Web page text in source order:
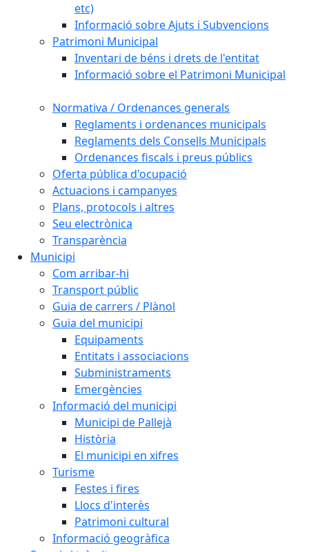
etc)
Informació sobre Ajuts i Subvencions
Patrimoni Municipal
Inventari de béns i drets de l'entitat
Informació sobre el Patrimoni Municipal
Normativa / Ordenances generals
Reglaments i ordenances municipals
Reglaments dels Consells Municipals
Ordenances fiscals i preus públics
Oferta pública d'ocupació
Actuacions i campanyes
Plans, protocols i altres
Seu electrònica
Transparència
Municipi
Com arribar-hi
Transport públic
Guia de carrers / Plànol
Guia del municipi
Equipaments
Entitats i associacions
Subministraments
Emergències
Informació del municipi
Municipi de Pallejà
Història
El municipi en xifres
Turisme
Festes i fires
Llocs d'interès
Patrimoni cultural
Informació geogràfica